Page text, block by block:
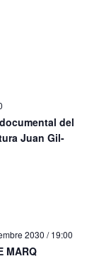
del
Juan Gil-
2030 / 19:00
MARQ